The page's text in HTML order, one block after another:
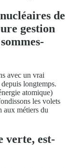
de
gestion
avec un vrai
longtemps.
atomique)
les volets
aux métiers du
verte, est-